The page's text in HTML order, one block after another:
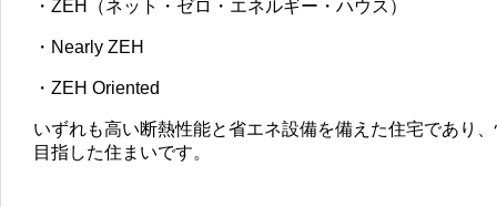
・ZEH（ネット・ゼロ・エネルギー・ハウス）
・Nearly ZEH
・ZEH Oriented
いずれも高い断熱性能と省エネ設備を備えた住宅であり
目指した住まいです。